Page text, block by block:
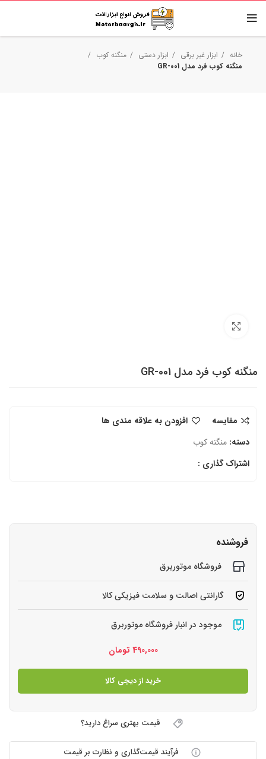
خانه ابزار غیر برقی ابزار دستی
منگنه کوب
منگنه کوب فرد مدل GR-001
منگنه کوب فرد مدل GR-001
مقایسه
افزودن به علاقه مندی ها
دسته: منگنه کوب
اشتراک گذاری :
فروشنده
فروشگاه موتوربرق
گارانتی اصالت و سلامت فیزیکی کالا
موجود در انبار فروشگاه موتوربرق
490,000 تومان
خرید از دیجی کالا
قیمت بهتری سراغ دارید؟
فرآیند قیمت‌گذاری و نظارت بر قیمت